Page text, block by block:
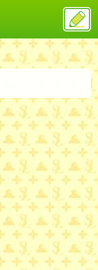
ス
投
稿